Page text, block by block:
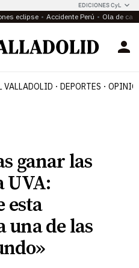
EDICIONES CyL
eclipse Accidente Perú Ola de
VALLADOLID DEPORTES
ganar las
UVA:
esta
una de las